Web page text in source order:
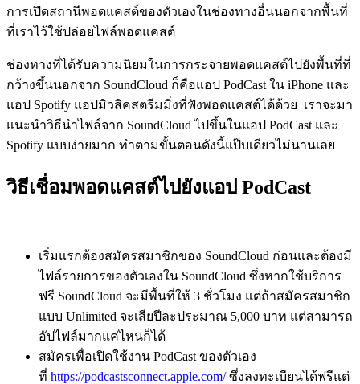
การเปิดสถานีพอดแคสต์ของตัวเองในช่องทางอื่นนอกจากพื้นที่
ที่เราไว้ใช้ปล่อยไฟล์พอดแคสต์
ช่องทางที่ได้รับความนิยมในการกระจายพอดแคสต์ไปยังพื้นที่ที่
กว้างขึ้นนอกจาก SoundCloud ก็คือแอป PodCast ใน iPhone และ
แอป Spotify แอปมิวสิคสตรีมมิ่งที่ฟังพอดแคสต์ได้ด้วย เราจะมา
แนะนำวิธีนำไฟล์จาก SoundCloud ไปขึ้นในแอป PodCast และ
Spotify แบบง่ายมาก ทำตามขั้นตอนดังนี้แป๊บเดียวไม่นานเลย
วิธีเชื่อมพอดแคสต์ไปยังแอป PodCast
เริ่มแรกต้องสมัครสมาชิกของ SoundCloud ก่อนและต้องมี
ไฟล์รายการของตัวเองใน SoundCloud ซึ่งหากใช้บริการ
ฟรี SoundCloud จะมีพื้นที่ให้ 3 ชั่วโมง แต่ถ้าสมัครสมาชิก
แบบ Unlimited จะเสียปีละประมาณ 5,000 บาท แต่สามารถ
อัปไฟล์มากแค่ไหนก็ได้
สมัครเพื่อเปิดใช้งาน PodCast ของตัวเอง
ที่ https://podcastsconnect.apple.com/ซึ่งลงทะเบียนได้ฟรีแต่